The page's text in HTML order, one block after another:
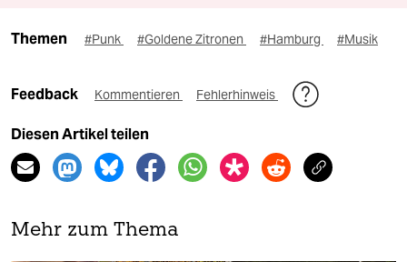
Themen #Punk #Goldene Zitronen #Hamburg #Musik
Feedback Kommentieren Fehlerhinweis
Diesen Artikel teilen
Mehr zum Thema